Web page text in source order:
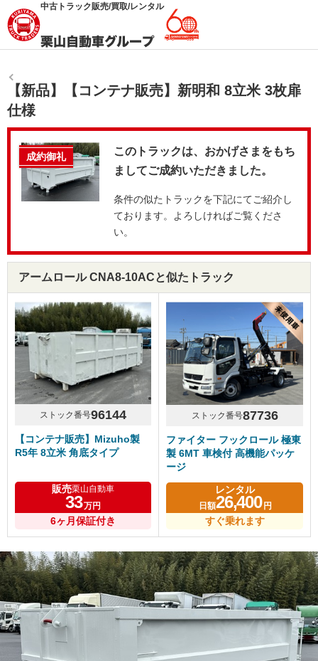
中古トラック販売/買取/レンタル
【新品】【コンテナ販売】新明和 8立米 3枚扉
仕様
成約御礼
このトラックは、おかげさまをもち
ましてご成約いただきました。
条件の似たトラックを下記にてご紹介し
ております。よろしければご覧くださ
い。
アームロール CNA8-10ACと似たトラック
ストック番号96144
【コンテナ販売】Mizuho製
R5年 8立米 角底タイプ
販売栗山自動車
33万円
6ヶ月保証付き
ストック番号87736
ファイター フックロール 極東
製 6MT 車検付 高機能パッケ
ージ
レンタル
日額26,400 円
すぐ乗れます